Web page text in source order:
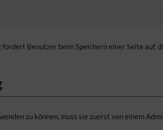
Benutzer beim Speichern einer Seite auf,
zu können, muss sie zuerst von einem